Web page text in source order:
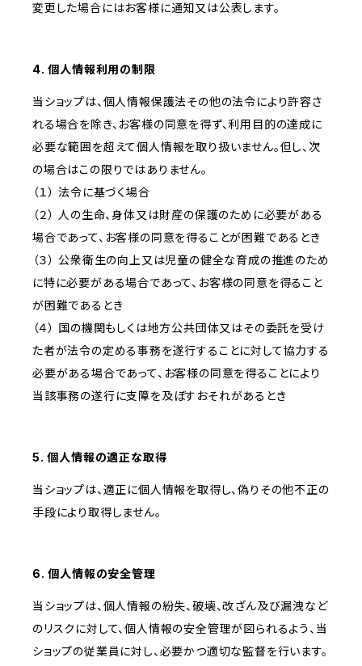
変更した場合にはお客様に通知又は公表します。
4. 個人情報利用の制限
当ショップは、個人情報保護法その他の法令により許容さ
れる場合を除き、お客様の同意を得ず、利用目的の達成に
必要な範囲を超えて個人情報を取り扱いません。但し、次
の場合はこの限りではありません。
（１） 法令に基づく場合
（２） 人の生命、身体又は財産の保護のために必要がある
場合であって、お客様の同意を得ることが困難であるとき
（３） 公衆衛生の向上又は児童の健全な育成の推進のため
に特に必要がある場合であって、お客様の同意を得ること
が困難であるとき
（４） 国の機関もしくは地方公共団体又はその委託を受け
た者が法令の定める事務を遂行することに対して協力する
必要がある場合であって、お客様の同意を得ることにより
当該事務の遂行に支障を及ぼすおそれがあるとき
5. 個人情報の適正な取得
当ショップは、適正に個人情報を取得し、偽りその他不正の
手段により取得しません。
6. 個人情報の安全管理
当ショップは、個人情報の紛失、破壊、改ざん及び漏洩など
のリスクに対して、個人情報の安全管理が図られるよう、当
ショップの従業員に対し、必要かつ適切な監督を行います。